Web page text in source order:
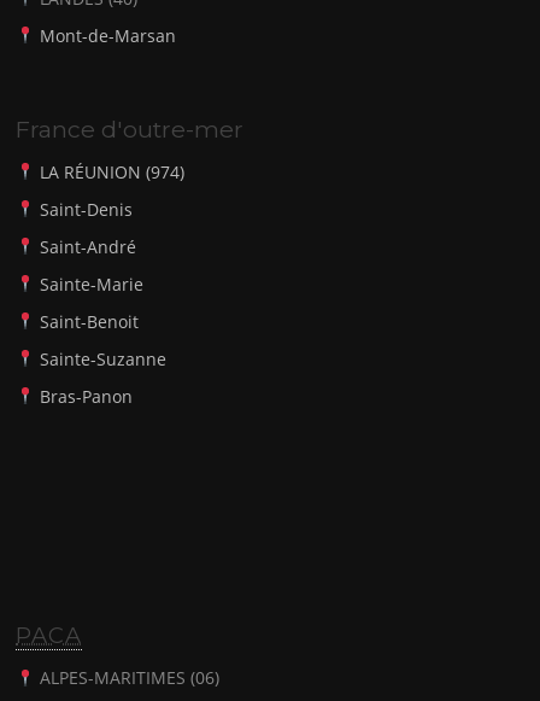
Mont-de-Marsan
France d'outre-mer
LA RÉUNION (974)
Saint-Denis
Saint-André
Sainte-Marie
Saint-Benoit
Sainte-Suzanne
Bras-Panon
PACA
ALPES-MARITIMES (06)